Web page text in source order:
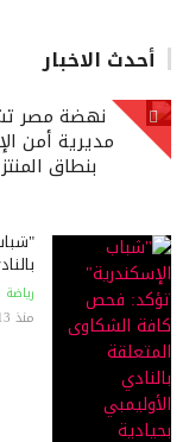
أحدث الاخبار
نهضة مصر
مديرية أمن
بنطاق
رياضة
منذ 13 ساعة